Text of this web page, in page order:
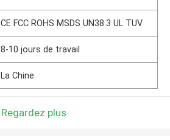
CE FCC ROHS MSDS UN38.3 UL TUV
8-10 jours de travail
La Chine
Regardez plus